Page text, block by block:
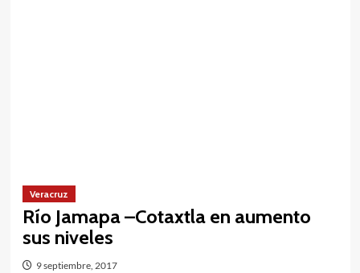
Veracruz
Río Jamapa –Cotaxtla en aumento
sus niveles
9 septiembre, 2017